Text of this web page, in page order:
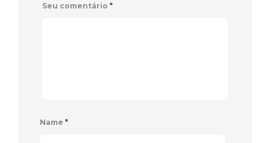
Seu comentário *
Name *